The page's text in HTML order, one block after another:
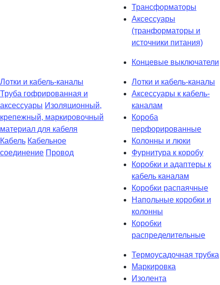
Трансформаторы
Аксессуары
(транформаторы и
источники питания)
Концевые выключатели
Лотки и кабель-каналы
Труба гофрированная и
аксессуары Изоляционный,
крепежный, маркировочный
материал для кабеля
Кабель Кабельное
соединение Провод
Лотки и кабель-каналы
Аксессуары к кабель-
каналам
Короба
перфорированные
Колонны и люки
Фурнитура к коробу
Коробки и адаптеры к
кабель каналам
Коробки распаячные
Напольные коробки и
колонны
Коробки
распределительные
Термоусадочная трубка
Маркировка
Изолента